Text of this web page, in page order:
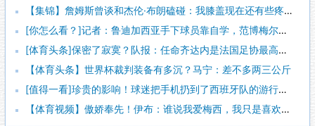
【集锦】詹姆斯曾谈和杰伦·布朗磕碰：我膝盖现在还有些疼 幸好
[你怎么看？]记者：鲁迪加西亚手下球员靠自学，范博梅尔是更年
[体育头条]保密了寂寞？队报：任命齐达内是法国足协最高机密
【体育头条】世界杯裁判装备有多沉？马宁：差不多两三公斤
[值得一看]珍贵的影响！球迷把手机扔到了西班牙队的游行大巴上
【体育视频】傲娇奉先！伊布：谁说我爱梅西，我只是喜欢，他也爱